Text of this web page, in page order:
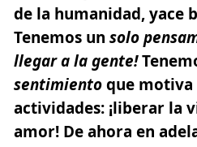
de la humanidad, yace
Tenemos un solo
llegar a la gente!
sentimientoque motiva
actividades: ¡liberar la
amor! De ahora en